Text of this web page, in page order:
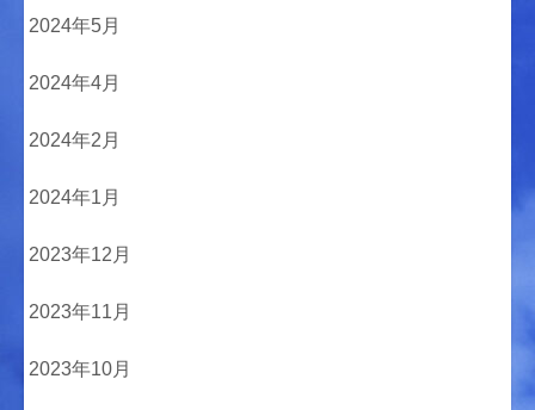
2024年5月
2024年4月
2024年2月
2024年1月
2023年12月
2023年11月
2023年10月